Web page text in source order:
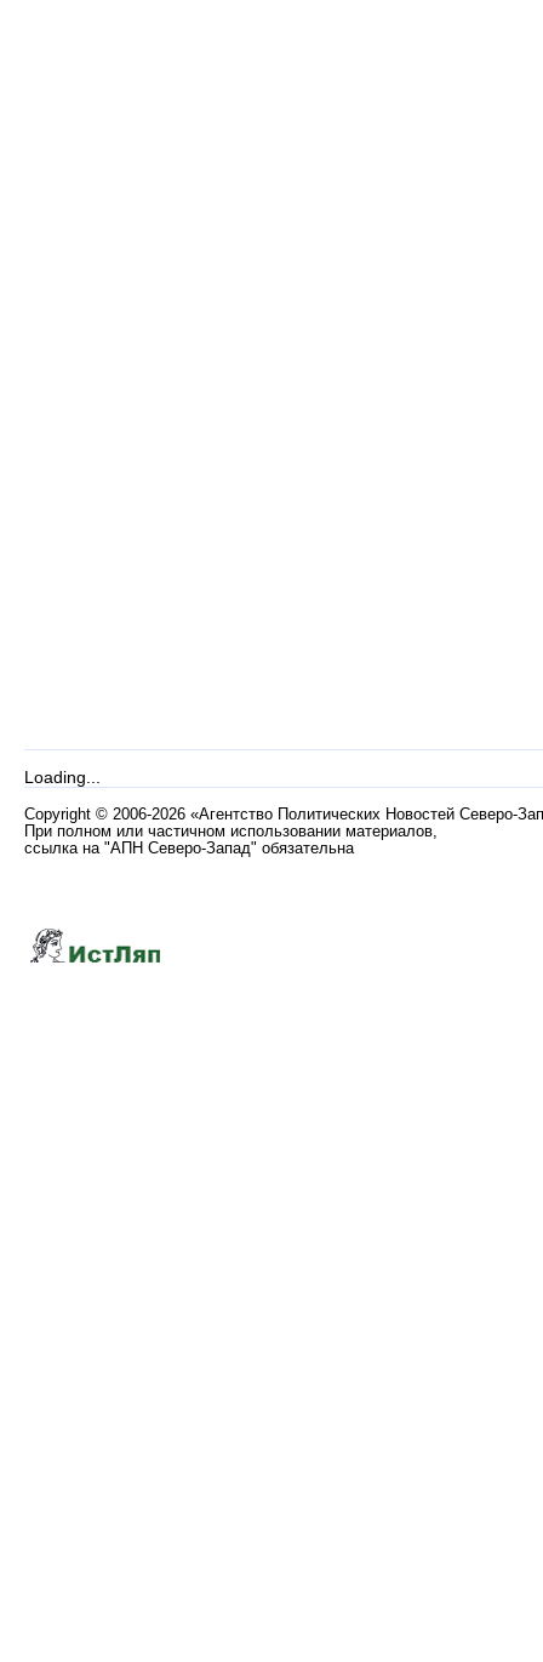
Loading...
Copyright © 2006-2026 «Агентство Политических Новостей Северо-
При полном или частичном использовании материалов,
ссылка на "АПН Северо-Запад" обязательна